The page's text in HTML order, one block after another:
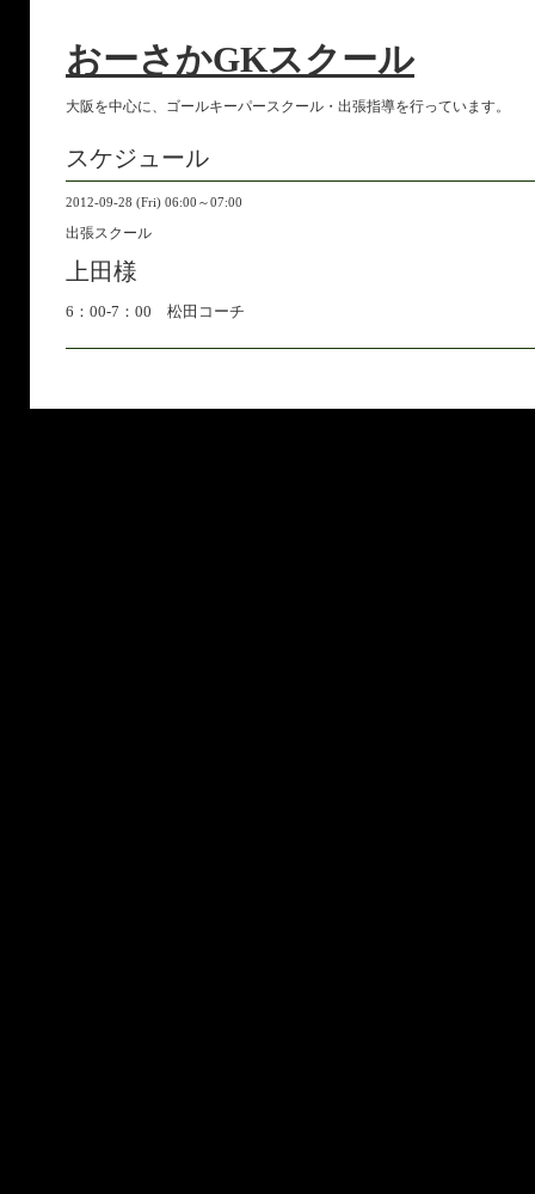
おーさかGKスクール
大阪を中心に、ゴールキーパースクール・出張指導を行っています。
スケジュール
2012-09-28 (Fri) 06:00～07:00
出張スクール
上田様
6：00-7：00 松田コーチ